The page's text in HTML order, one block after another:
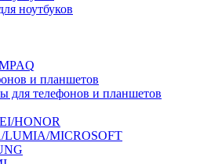
ноутбуков
и планшетов
для телефонов и планшетов
HONOR
LUMIA/MICROSOFT